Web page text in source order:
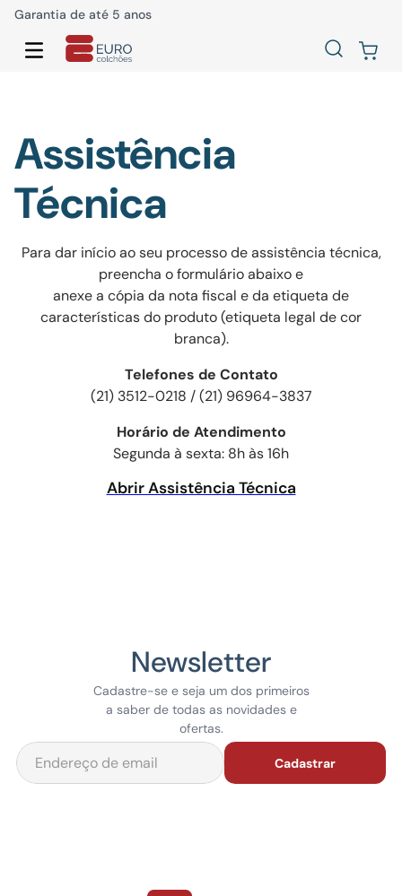
Garantia de até 5 anos
Assistência
Técnica
Para dar início ao seu processo de assistência técnica,
preencha o formulário abaixo e
anexe a cópia da nota fiscal e da etiqueta de
características do produto (etiqueta legal de cor
branca).
Telefones de Contato
(21) 3512-0218 / (21) 96964-3837
Horário de Atendimento
Segunda à sexta: 8h às 16h
Abrir Assistência Técnica
Newsletter
Cadastre-se e seja um dos primeiros
a saber de todas as novidades e
ofertas.
Cadastrar